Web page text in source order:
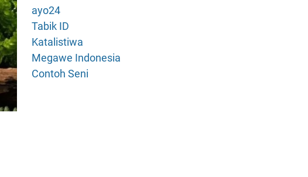
ayo24
Tabik ID
Katalistiwa
Megawe Indonesia
Contoh Seni